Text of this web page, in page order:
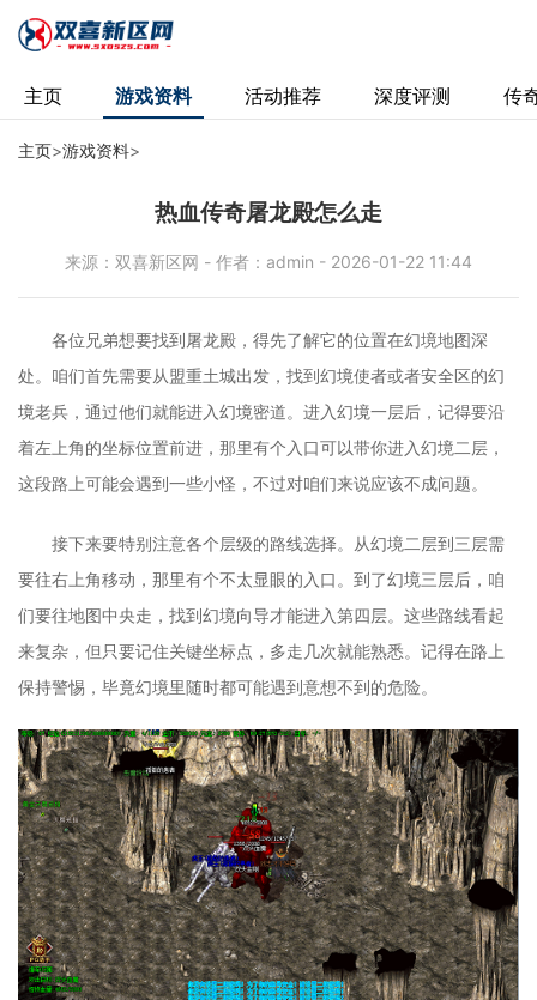
主页 游戏资料 活动推荐 深度评测 传
主页>游戏资料>
热血传奇屠龙殿怎么走
来源：双喜新区网 - 作者：admin - 2026-01-22 11:44
各位兄弟想要找到屠龙殿，得先了解它的位置在幻境地图深
处。咱们首先需要从盟重土城出发，找到幻境使者或者安全区的幻
境老兵，通过他们就能进入幻境密道。进入幻境一层后，记得要沿
着左上角的坐标位置前进，那里有个入口可以带你进入幻境二层，
这段路上可能会遇到一些小怪，不过对咱们来说应该不成问题。
接下来要特别注意各个层级的路线选择。从幻境二层到三层需
要往右上角移动，那里有个不太显眼的入口。到了幻境三层后，咱
们要往地图中央走，找到幻境向导才能进入第四层。这些路线看起
来复杂，但只要记住关键坐标点，多走几次就能熟悉。记得在路上
保持警惕，毕竟幻境里随时都可能遇到意想不到的危险。